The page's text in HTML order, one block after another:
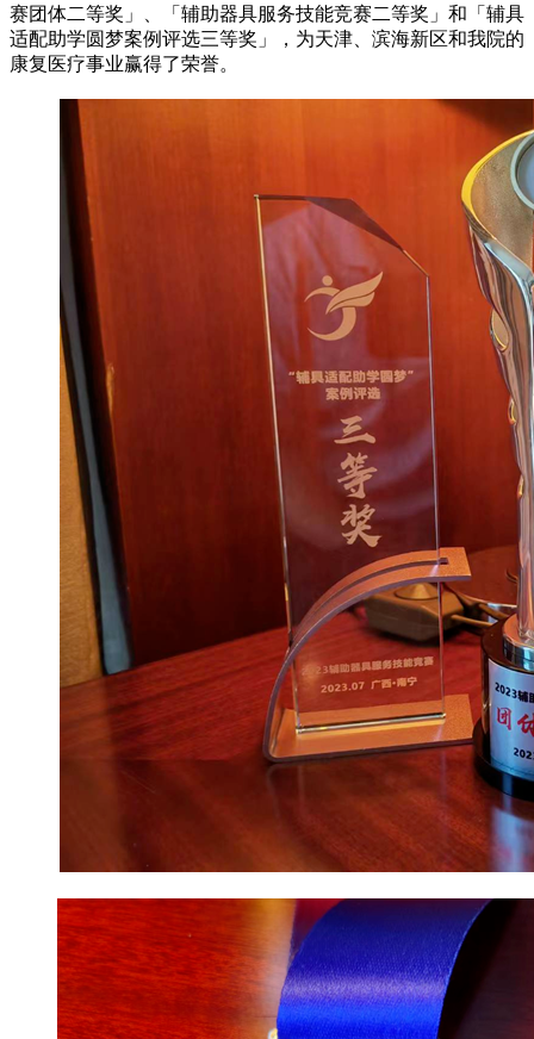
赛团体二等奖」、「辅助器具服务技能竞赛二等奖」和「辅具
适配助学圆梦案例评选三等奖」，为天津、滨海新区和我院的
康复医疗事业赢得了荣誉。